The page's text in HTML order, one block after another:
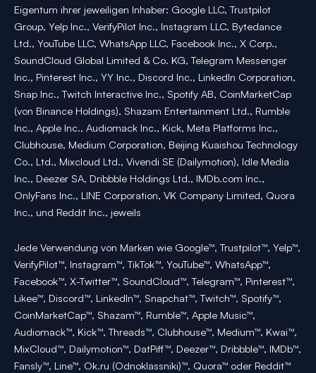
Eigentum ihrer jeweiligen Inhaber: Google LLC, Trustpilot
Group, Yelp Inc., VerifyPilot Inc., Instagram LLC, Bytedance
Ltd., YouTube LLC, WhatsApp LLC, Facebook Inc., X Corp.,
SoundCloud Global Limited & Co. KG, Telegram Messenger
Inc., Pinterest Inc., YY Inc., Discord Inc., LinkedIn Corporation,
Snap Inc., Twitch Interactive Inc., Spotify AB, CoinMarketCap
(von Binance Holdings), Shazam Entertainment Ltd., Rumble
Inc., Apple Inc., Audiomack Inc., Kick, Meta Platforms Inc.,
Clubhouse, Medium Corporation, Beijing Kuaishou Technology
Co., Ltd., Mixcloud Ltd., Vivendi SE (Dailymotion), Idle Media
Inc., Deezer SA, Dribbble Holdings Ltd., IMDb.com Inc.,
OnlyFans Inc., LINE Corporation, VK Company Limited, Quora
Inc., und Reddit Inc., jeweils
Jede Verwendung von Marken wie Google™, Trustpilot™, Yelp™,
VerifyPilot™, Instagram™, TikTok™, YouTube™, WhatsApp™,
Facebook™, X-Twitter™, SoundCloud™, Telegram™, Pinterest™,
Likee™, Discord™, LinkedIn™, Snapchat™, Twitch™, Spotify™,
CoinMarketCap™, Shazam™, Rumble™, Apple Music™,
Audiomack™, Kick™, Threads™, Clubhouse™, Medium™, Kwai™,
MixCloud™, Dailymotion™, DatPiff™, Deezer™, Dribbble™, IMDb™,
Fansly™, Line™, Ok.ru (Odnoklassniki)™, Quora™ oder Reddit™